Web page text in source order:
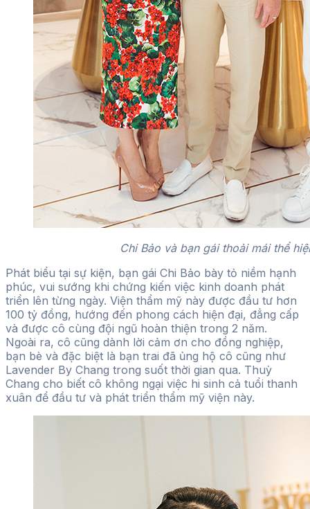
Chi Bảo và bạn gái thoải mái thể
Phát biểu tại sự kiện, bạn gái Chi Bảo bày tỏ niềm hạnh
phúc, vui sướng khi chứng kiến việc kinh doanh phát
triển lên từng ngày. Viện thẩm mỹ này được đầu tư hơn
100 tỷ đồng, hướng đến phong cách hiện đại, đẳng cấp
và được cô cùng đội ngũ hoàn thiện trong 2 năm.
Ngoài ra, cô cũng dành lời cảm ơn cho đồng nghiệp,
bạn bè và đặc biệt là bạn trai đã ủng hộ cô cũng như
Lavender By Chang trong suốt thời gian qua. Thuỳ
Chang cho biết cô không ngại việc hi sinh cả tuổi thanh
xuân để đầu tư và phát triển thẩm mỹ viện này.